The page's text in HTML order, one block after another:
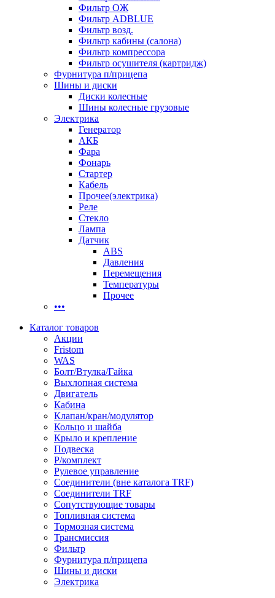
Фильтр ОЖ
Фильтр ADBLUE
Фильтр возд.
Фильтр кабины (салона)
Фильтр компрессора
Фильтр осушителя (картридж)
Фурнитура п/прицепа
Шины и диски
Диски колесные
Шины колесные грузовые
Электрика
Генератор
АКБ
Фара
Фонарь
Стартер
Кабель
Прочее(электрика)
Реле
Стекло
Лампа
Датчик
ABS
Давления
Перемещения
Температуры
Прочее
•••
Каталог товаров
Акции
Fristom
WAS
Болт/Втулка/Гайка
Выхлопная система
Двигатель
Кабина
Клапан/кран/модулятор
Кольцо и шайба
Крыло и крепление
Подвеска
Р/комплект
Рулевое управление
Соединители (вне каталога TRF)
Соединители TRF
Сопутствующие товары
Топливная система
Тормозная система
Трансмиссия
Фильтр
Фурнитура п/прицепа
Шины и диски
Электрика